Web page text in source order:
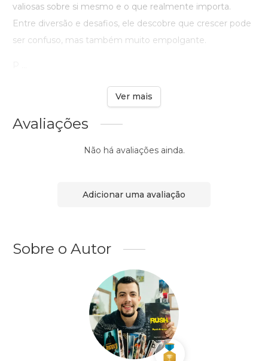
valiosas sobre si mesmo e o que realmente importa.
Entre diversão e desafios, ele descobre que crescer pode
ser confuso, mas também muito empolgante.
Ver mais
Avaliações
Não há avaliações ainda.
Adicionar uma avaliação
Sobre o Autor